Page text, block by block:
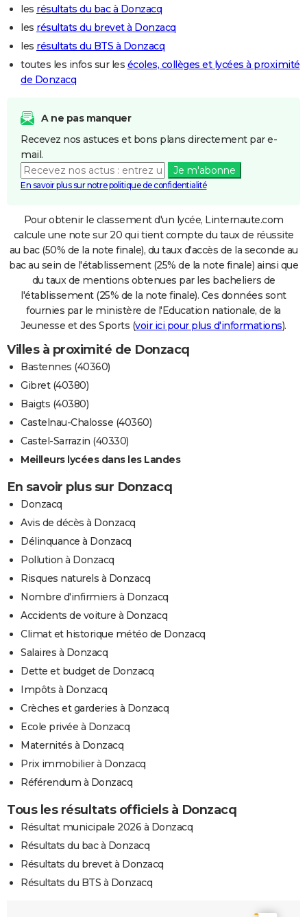
les résultats du bac à Donzacq
les résultats du brevet à Donzacq
les résultats du BTS à Donzacq
toutes les infos sur les écoles, collèges et lycées à proximité
de Donzacq
A ne pas manquer
Recevez nos astuces et bons plans directement par e-
mail.
Je m'abonne
En savoir plus sur notre politique de confidentialité
Pour obtenir le classement d'un lycée, Linternaute.com
calcule une note sur 20 qui tient compte du taux de réussite
au bac (50% de la note finale), du taux d'accès de la seconde au
bac au sein de l'établissement (25% de la note finale) ainsi que
du taux de mentions obtenues par les bacheliers de
l'établissement (25% de la note finale). Ces données sont
fournies par le ministère de l'Education nationale, de la
Jeunesse et des Sports (voir ici pour plus d'informations).
Villes à proximité de Donzacq
Bastennes (40360)
Gibret (40380)
Baigts (40380)
Castelnau-Chalosse (40360)
Castel-Sarrazin (40330)
Meilleurs lycées dans les Landes
En savoir plus sur Donzacq
Donzacq
Avis de décès à Donzacq
Délinquance à Donzacq
Pollution à Donzacq
Risques naturels à Donzacq
Nombre d'infirmiers à Donzacq
Accidents de voiture à Donzacq
Climat et historique météo de Donzacq
Salaires à Donzacq
Dette et budget de Donzacq
Impôts à Donzacq
Crèches et garderies à Donzacq
Ecole privée à Donzacq
Maternités à Donzacq
Prix immobilier à Donzacq
Référendum à Donzacq
Tous les résultats officiels à Donzacq
Résultat municipale 2026 à Donzacq
Résultats du bac à Donzacq
Résultats du brevet à Donzacq
Résultats du BTS à Donzacq